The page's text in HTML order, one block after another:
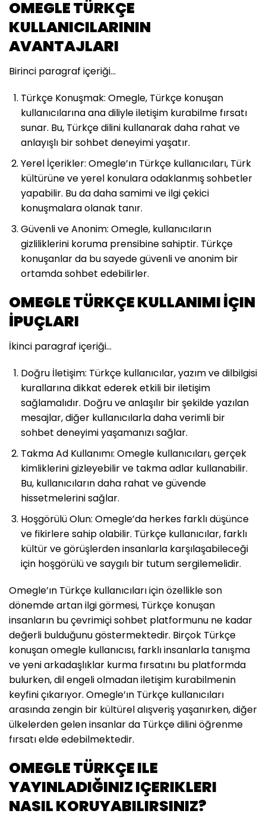
OMEGLE TÜRKÇE
KULLANICILARININ
AVANTAJLARI
Birinci paragraf içeriği…
Türkçe Konuşmak: Omegle, Türkçe konuşan
kullanıcılarına ana diliyle iletişim kurabilme fırsatı
sunar. Bu, Türkçe dilini kullanarak daha rahat ve
anlayışlı bir sohbet deneyimi yaşatır.
Yerel İçerikler: Omegle’ın Türkçe kullanıcıları, Türk
kültürüne ve yerel konulara odaklanmış sohbetler
yapabilir. Bu da daha samimi ve ilgi çekici
konuşmalara olanak tanır.
Güvenli ve Anonim: Omegle, kullanıcıların
gizliliklerini koruma prensibine sahiptir. Türkçe
konuşanlar da bu sayede güvenli ve anonim bir
ortamda sohbet edebilirler.
OMEGLE TÜRKÇE KULLANIMI İÇIN
İPUÇLARI
İkinci paragraf içeriği…
Doğru İletişim: Türkçe kullanıcılar, yazım ve dilbilgisi
kurallarına dikkat ederek etkili bir iletişim
sağlamalıdır. Doğru ve anlaşılır bir şekilde yazılan
mesajlar, diğer kullanıcılarla daha verimli bir
sohbet deneyimi yaşamanızı sağlar.
Takma Ad Kullanımı: Omegle kullanıcıları, gerçek
kimliklerini gizleyebilir ve takma adlar kullanabilir.
Bu, kullanıcıların daha rahat ve güvende
hissetmelerini sağlar.
Hoşgörülü Olun: Omegle’da herkes farklı düşünce
ve fikirlere sahip olabilir. Türkçe kullanıcılar, farklı
kültür ve görüşlerden insanlarla karşılaşabileceği
için hoşgörülü ve saygılı bir tutum sergilemelidir.
Omegle’ın Türkçe kullanıcıları için özellikle son
dönemde artan ilgi görmesi, Türkçe konuşan
insanların bu çevrimiçi sohbet platformunu ne kadar
değerli bulduğunu göstermektedir. Birçok Türkçe
konuşan omegle kullanıcısı, farklı insanlarla tanışma
ve yeni arkadaşlıklar kurma fırsatını bu platformda
bulurken, dil engeli olmadan iletişim kurabilmenin
keyfini çıkarıyor. Omegle’ın Türkçe kullanıcıları
arasında zengin bir kültürel alışveriş yaşanırken, diğer
ülkelerden gelen insanlar da Türkçe dilini öğrenme
fırsatı elde edebilmektedir.
OMEGLE TÜRKÇE ILE
YAYINLADIĞINIZ IÇERIKLERI
NASIL KORUYABILIRSINIZ?